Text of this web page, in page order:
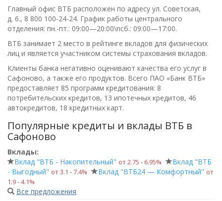
Главный офис ВТБ расположен по адресу ул. Советская,
д. 6., 8 800 100-24-24. График работы центрального
отделения: пн.-пт.: 09:00—20:00\nсб.: 09:00—17:00.
ВТБ занимает 2 место в рейтинге вкладов для физических
лиц и является участником системы страхования вкладов.
Клиенты банка негативно оценивают качества его услуг в
Сафоново, а также его продуктов. Всего ПАО «Банк ВТБ»
предоставляет 85 программ кредитования: 8
потребительских кредитов, 13 ипотечных кредитов, 46
автокредитов, 18 кредитных карт.
Популярные кредиты и вклады ВТБ в
Сафоново
Вклады:
Вклад "ВТБ - Накопительный" от 2.75 ‑ 6.95%
Вклад "ВТБ
- Выгодный" от 3.1 ‑ 7.4% Вклад "ВТБ24 — Комфортный" от
1.9 ‑ 4.1%
Все предложения